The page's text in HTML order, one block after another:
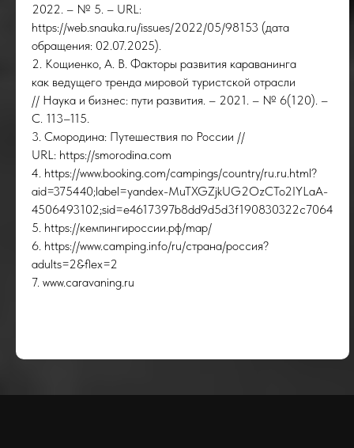
2022. – № 5. – URL:
https://web.snauka.ru/issues/2022/05/98153 (дата
обращения: 02.07.2025).
2. Кощиенко, А. В. Факторы развития караванинга
как ведущего тренда мировой туристской отрасли
// Наука и бизнес: пути развития. – 2021. – № 6(120). –
С. 113–115.
3. Смородина: Путешествия по России //
URL: https://smorodina.com
4. https://www.booking.com/campings/country/ru.ru.html?
aid=375440;label=yandex-MuTXGZjkUG2OzCTo2IYLaA-
4506493102;sid=e4617397b8dd9d5d3f190830322c7064
5. https://кемпингироссии.рф/map/
6. https://www.camping.info/ru/страна/россия?
adults=2&flex=2
7. www.caravaning.ru